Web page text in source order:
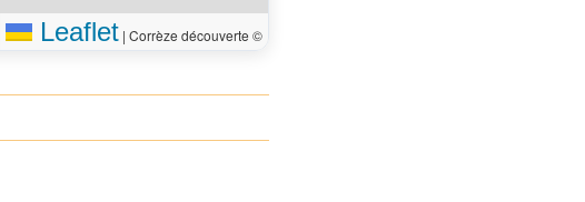
Leaflet | Corrèze découverte ©